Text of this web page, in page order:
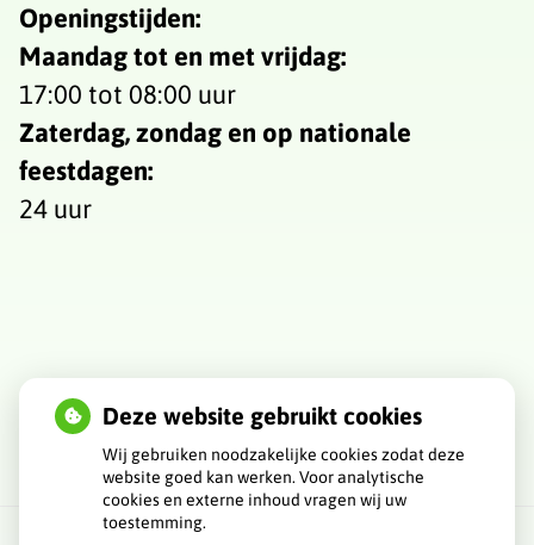
Openingstijden:
Maandag tot en met vrijdag:
17:00 tot 08:00 uur
Zaterdag, zondag en op nationale
feestdagen:
24 uur
Deze website gebruikt cookies
Wij gebruiken noodzakelijke cookies zodat deze
website goed kan werken. Voor analytische
cookies en externe inhoud vragen wij uw
toestemming.